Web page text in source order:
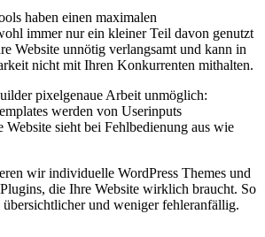
haben einen maximalen
immer nur ein kleiner Teil davon genutzt
Website unnötig verlangsamt und kann in
nicht mit Ihren Konkurrenten mithalten.
pixelgenaue Arbeit unmöglich:
werden von Userinputs
Website sieht bei Fehlbedienung aus wie
wir individuelle WordPress Themes und
die Ihre Website wirklich braucht. So
und weniger fehleranfällig.